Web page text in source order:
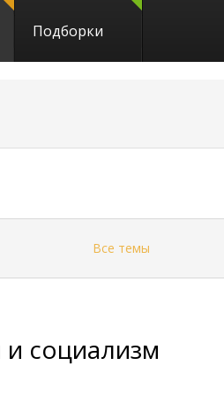
Подборки
Все темы
и социализм